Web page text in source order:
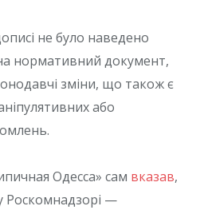
не було наведено
нормативний документ,
зміни, що також є
або
Одесса» сам вказав,
Роскомнадзорі —